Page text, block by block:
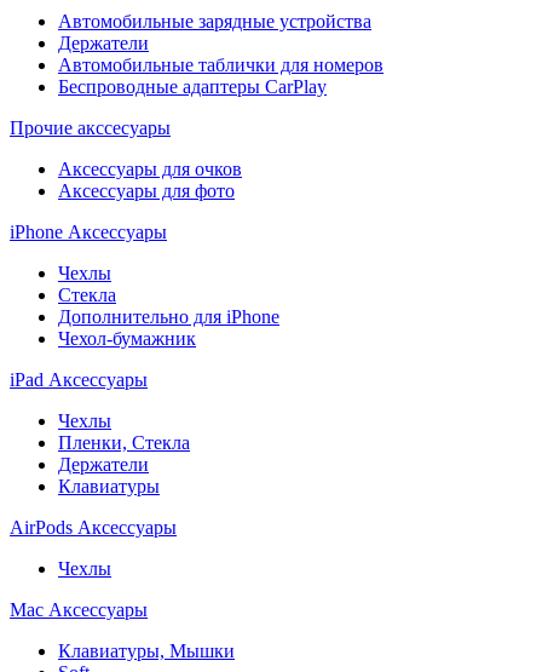
Автомобильные зарядные устройства
Держатели
Автомобильные таблички для номеров
Беспроводные адаптеры CarPlay
Прочие акссесуары
Аксессуары для очков
Аксессуары для фото
iPhone Аксессуары
Чехлы
Стекла
Дополнительно для iPhone
Чехол-бумажник
iPad Аксессуары
Чехлы
Пленки, Стекла
Держатели
Клавиатуры
AirPods Аксессуары
Чехлы
Mac Аксессуары
Клавиатуры, Мышки